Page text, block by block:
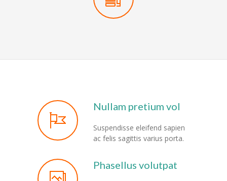
Nullam pretium vol
Suspendisse eleifend sapien
ac felis sagittis varius porta.
Phasellus volutpat